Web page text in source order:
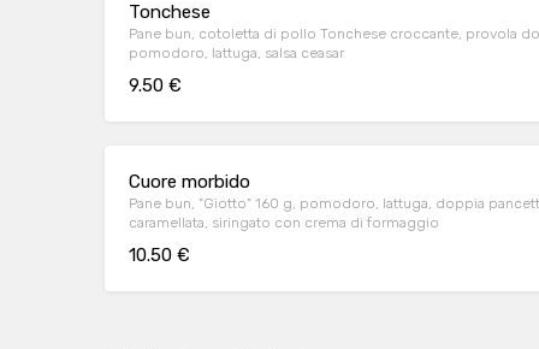
Tonchese
Pane bun, cotoletta di pollo Tonchese croccante, provola
pomodoro, lattuga, salsa ceasar
9.50 €
Cuore morbido
Pane bun, "Giotto" 160 g, pomodoro, lattuga, doppia
caramellata, siringato con crema di formaggio
10.50 €